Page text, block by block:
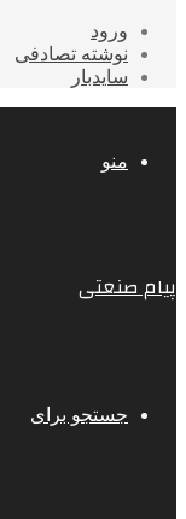
ورود
نوشته تصادفی
سایدبار
منو
پیام صنعتی
جستجو برای